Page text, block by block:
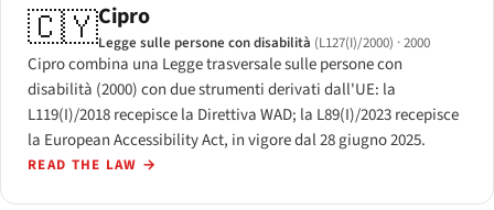
🇨🇾Cipro
Legge sulle persone con disabilità (L127(I)/2000) · 2000
Cipro combina una Legge trasversale sulle persone con
disabilità (2000) con due strumenti derivati dall'UE: la
L119(I)/2018 recepisce la Direttiva WAD; la L89(I)/2023 recepisce
la European Accessibility Act, in vigore dal 28 giugno 2025.
READ THE LAW →